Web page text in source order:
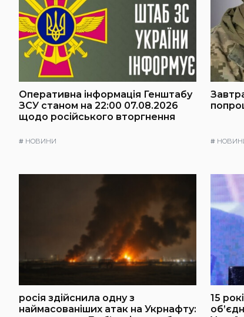
Оперативна інформація Генштабу
ЗСУ станом на 22:00 07.08.2026
щодо російського вторгнення
# НОВИНИ #
росія здійснила одну з
наймасованіших атак на Укрнафту:
15